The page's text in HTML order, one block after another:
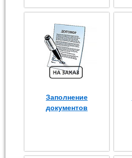
Заполнение
документов